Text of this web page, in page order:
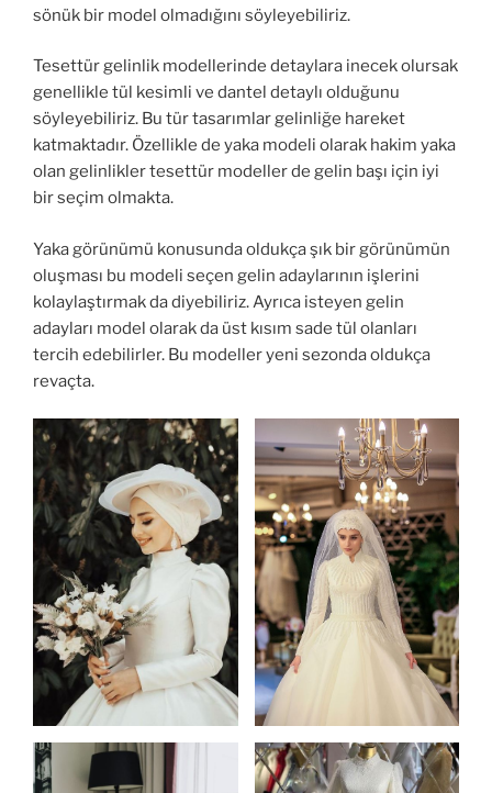
sönük bir model olmadığını söyleyebiliriz.
Tesettür gelinlik modellerinde detaylara inecek olursak
genellikle tül kesimli ve dantel detaylı olduğunu
söyleyebiliriz. Bu tür tasarımlar gelinliğe hareket
katmaktadır. Özellikle de yaka modeli olarak hakim yaka
olan gelinlikler tesettür modeller de gelin başı için iyi
bir seçim olmakta.
Yaka görünümü konusunda oldukça şık bir görünümün
oluşması bu modeli seçen gelin adaylarının işlerini
kolaylaştırmak da diyebiliriz. Ayrıca isteyen gelin
adayları model olarak da üst kısım sade tül olanları
tercih edebilirler. Bu modeller yeni sezonda oldukça
revaçta.